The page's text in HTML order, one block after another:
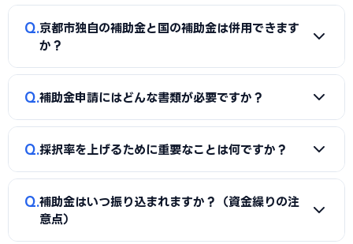
投資補助金」に加え、京都市独自の補助金・助成金が活用で
きます。詳しくは本記事の「京都市独自の補助金制度」「国
の主要補助金」の各セクションをご覧ください。
A
一般的に「着手金（無料〜数万円）＋成功報酬（採択額
の10〜15%程度）」の体系が多く、完全成功報酬型の事務所
約前に見積もりと報酬条件を必ず確認しましょう。当サイト
では京都市に対応した実績豊富な専門家を無料でご紹介して
Q 京都市独自の補助金と国の補助金は併用できます
か？
A
同一経費への重複申請はできませんが、対象経費を「設備
金）」のように分けることで、異なる経費項目について両方
を活用できるケースがあります。経費按分の計画は事前に専門
Q 補助金申請にはどんな書類が必要ですか？
A
一般的に、事業計画書、見積書、決算書（直近2期分）、
類（賃上げ表明・事業継続力強化計画の認定等）も求められ
ます。申請代行ではこれらの書類整備と不備チェックを代行
し、差し戻しによる遅延を防ぎます。
Q 採択率を上げるために重要なことは何ですか？
A
①公募要領の加点項目を漏れなく満たすこと、②課題・解
決策・効果を定量的（数値）で示すこと、③事業の革新性と
Q 補助金はいつ振り込まれますか？（資金繰りの注
意点）